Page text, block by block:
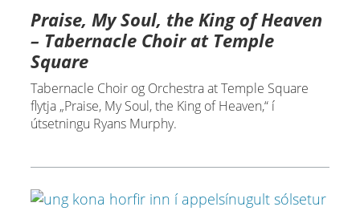
Praise, My Soul, the King of Heaven
– Tabernacle Choir at Temple
Square
Tabernacle Choir og Orchestra at Temple Square
flytja „Praise, My Soul, the King of Heaven,“ í
útsetningu Ryans Murphy.